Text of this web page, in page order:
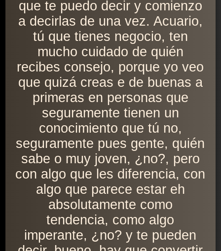
que te puedo decir y comienzo
a decirlas de una vez. Acuario,
tú que tienes negocio, ten
mucho cuidado de quién
recibes consejo, porque yo veo
que quizá creas e de buenas a
primeras en personas que
seguramente tienen un
conocimiento que tú no,
seguramente pues gente, quién
sabe o muy joven, ¿no?, pero
con algo que les diferencia, con
algo que parece estar eh
absolutamente como
tendencia, como algo
imperante, ¿no? y te pueden